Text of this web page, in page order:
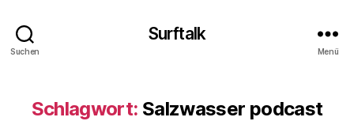
Suchen
Surftalk
Menü
Schlagwort: Salzwasser podcast